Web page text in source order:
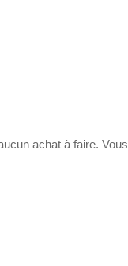
achat à faire. Vous